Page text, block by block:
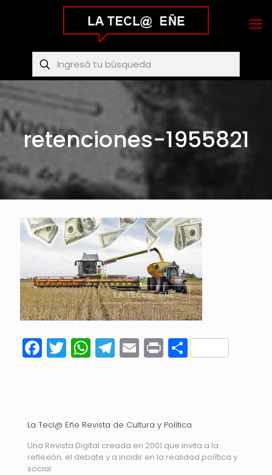
retenciones-1955821
Facebook
Twitter
WhatsApp
Telegram
Email
Print
La Tecl@ Eñe Revista de Cultura y Política
Una Revista Digital creada en 2001 que invita a la
reflexión, el debate y a incidir en la realidad política y
social.